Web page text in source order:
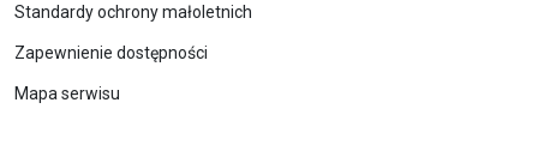
Standardy ochrony małoletnich
Zapewnienie dostępności
Mapa serwisu